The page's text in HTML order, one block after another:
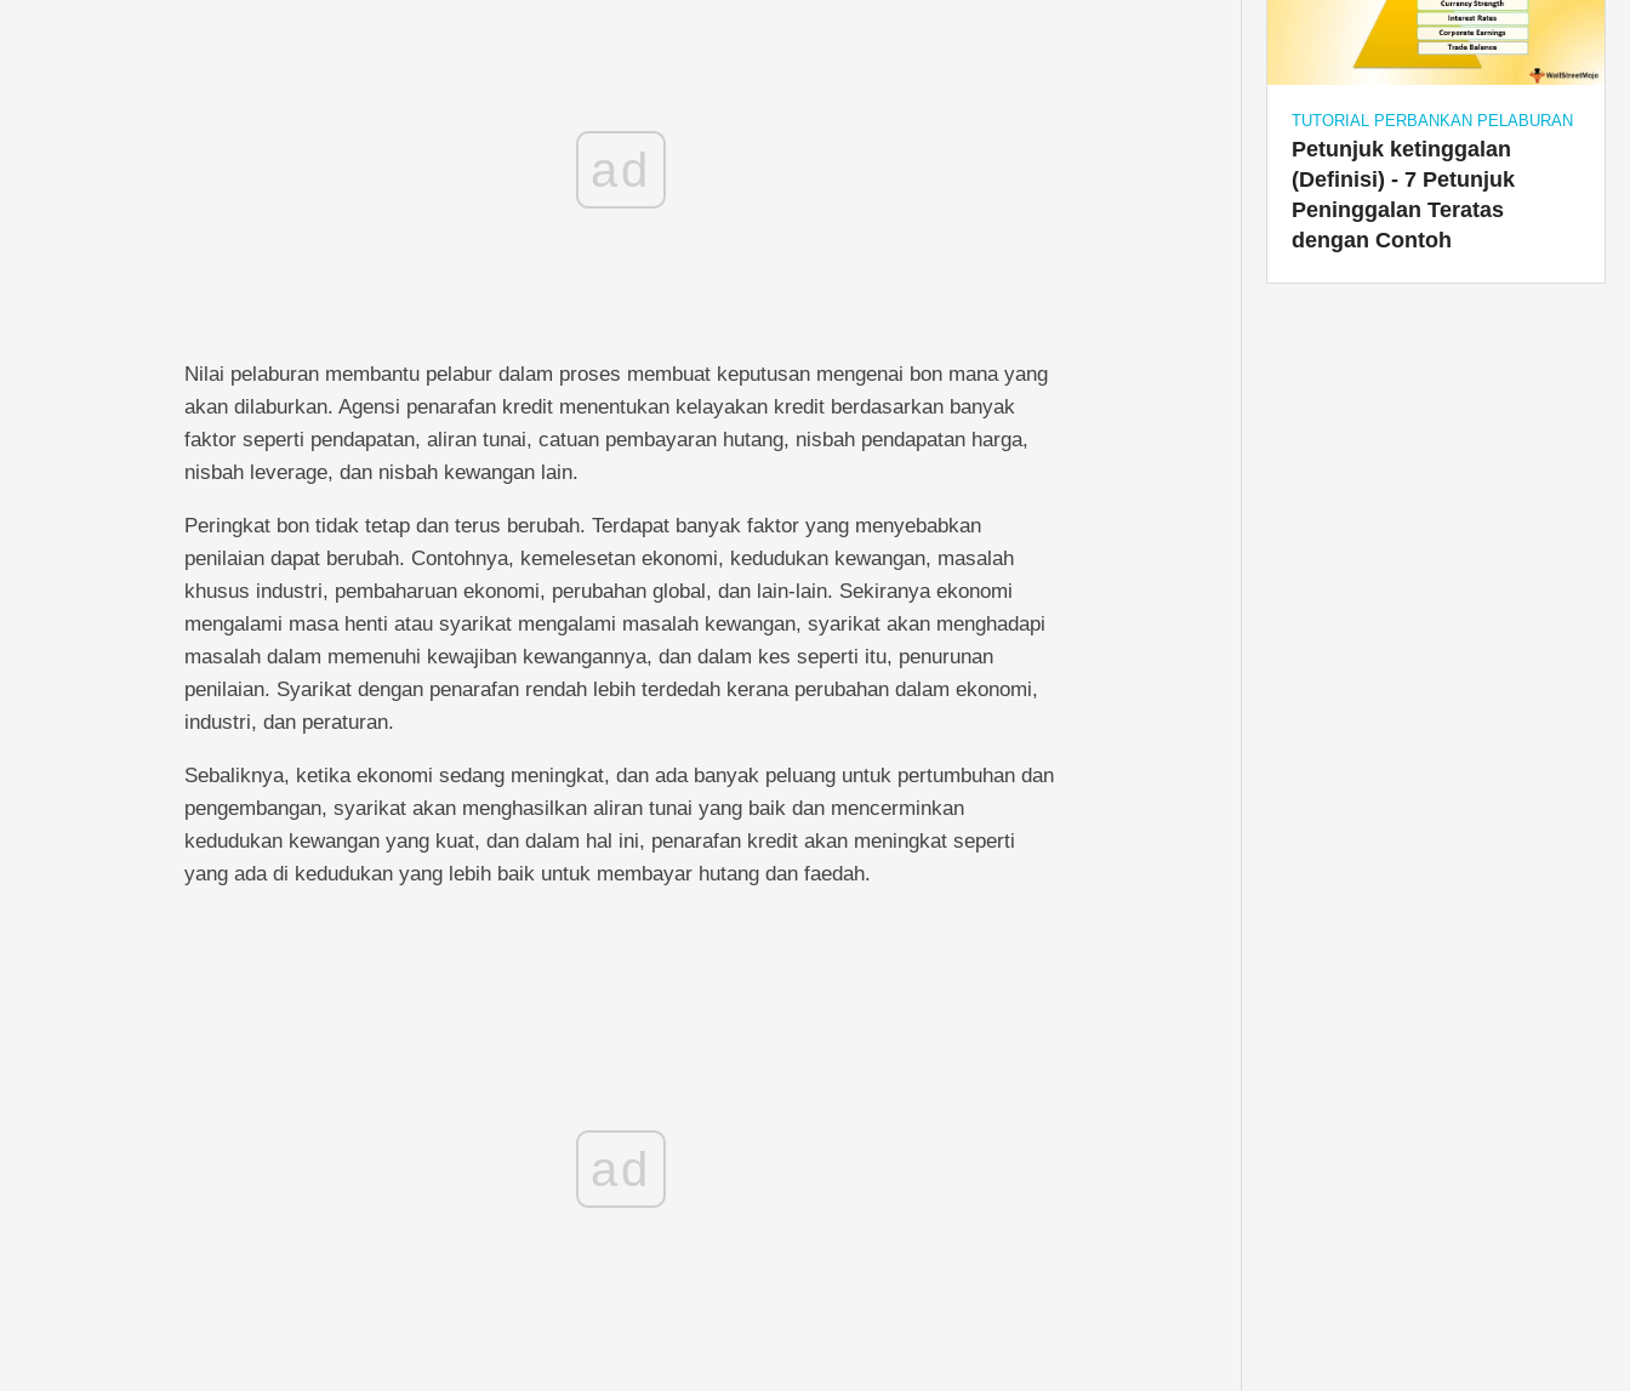
ad
Nilai pelaburan membantu pelabur dalam proses membuat keputusan mengenai bon mana yang
akan dilaburkan. Agensi penarafan kredit menentukan kelayakan kredit berdasarkan banyak
faktor seperti pendapatan, aliran tunai, catuan pembayaran hutang, nisbah pendapatan harga,
nisbah leverage, dan nisbah kewangan lain.
Peringkat bon tidak tetap dan terus berubah. Terdapat banyak faktor yang menyebabkan
penilaian dapat berubah. Contohnya, kemelesetan ekonomi, kedudukan kewangan, masalah
khusus industri, pembaharuan ekonomi, perubahan global, dan lain-lain. Sekiranya ekonomi
mengalami masa henti atau syarikat mengalami masalah kewangan, syarikat akan menghadapi
masalah dalam memenuhi kewajiban kewangannya, dan dalam kes seperti itu, penurunan
penilaian. Syarikat dengan penarafan rendah lebih terdedah kerana perubahan dalam ekonomi,
industri, dan peraturan.
Sebaliknya, ketika ekonomi sedang meningkat, dan ada banyak peluang untuk pertumbuhan dan
pengembangan, syarikat akan menghasilkan aliran tunai yang baik dan mencerminkan
kedudukan kewangan yang kuat, dan dalam hal ini, penarafan kredit akan meningkat seperti
yang ada di kedudukan yang lebih baik untuk membayar hutang dan faedah.
ad
TUTORIAL PERBANKAN PELABURAN
Petunjuk ketinggalan
(Definisi) - 7 Petunjuk
Peninggalan Teratas
dengan Contoh